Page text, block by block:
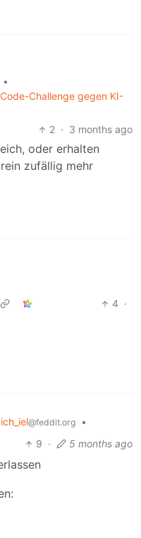
•
Challenge gegen KI-
2 · 3 months ago
oder erhalten
zufällig mehr
4 ·
ich_iel@feddit.org
•
9 · 5 months ago